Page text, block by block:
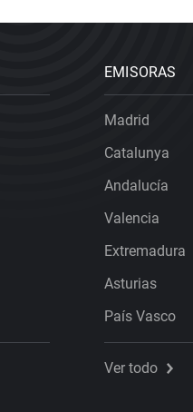
EMISORAS
Madrid
Catalunya
Andalucía
Valencia
Extremadura
Asturias
País Vasco
Ver todo